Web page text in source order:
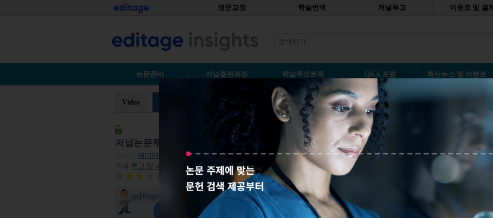
홈 영문교정 학술번역 저널투고 이용료 및 결제
논문준비 저널출판과정 학술주요토픽 Q&A 포럼 최신뉴스 및 이벤트
You are here
Video
저널논문투고 체크리스트 A to Z
에디티지 인사이트|2015년 05월 18일
덧글남기기
투고 및 피어리뷰 | 조회수 13,721
48261103
논문투고를 위해 준비해오신 저자들을 위한 가이드입니다. 논문 투고 직전에 마지막으로 반드
시 체크해야하는 리스트를 정리하였습니다. 성공적인 논문 게재를 위해 다음 체크리스트를 확
인해 봅시다. 슬라이드 다운로드는 다음 통해서 무료로 받아보실 수 있습니다.
>>>